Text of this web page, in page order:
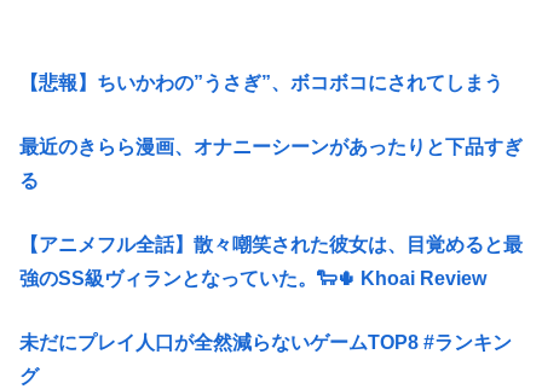
【悲報】ちいかわの”うさぎ”、ボコボコにされてしまう
最近のきらら漫画、オナニーシーンがあったりと下品すぎ
る
【アニメフル全話】散々嘲笑された彼女は、目覚めると最
強のSS級ヴィランとなっていた。🐑🌵 Khoai Review
未だにプレイ人口が全然減らないゲームTOP8 #ランキン
グ